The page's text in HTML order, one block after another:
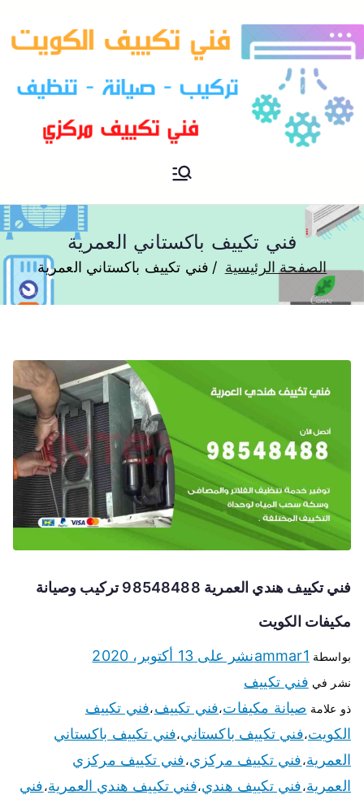
فني تكييف مركزي الكويت
فني تكييف باكستاني العمرية
الصفحة الرئيسية فني تكييف باكستاني العمرية
فني تكييف هندي العمرية 98548488 تركيب وصيانة
مكيفات الكويت
بواسطة ammar1نشر على 13 أكتوبر، 2020
نشر في فني تكييف
ذو علامة صيانة مكيفات،فني تكييف،فني تكييف
الكويت،فني تكييف باكستاني،فني تكييف باكستاني
العمرية،فني تكييف مركزي،فني تكييف مركزي
العمرية،فني تكييف هندي،فني تكييف هندي العمرية،فني